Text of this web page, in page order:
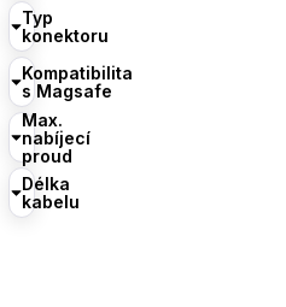
Typ
konektoru
Kompatibilita
s Magsafe
Max.
nabíjecí
proud
Délka
kabelu